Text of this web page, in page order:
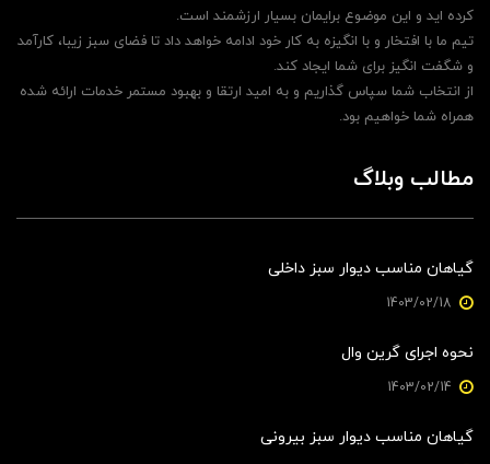
کرده اید و این موضوع برایمان بسیار ارزشمند است.
تیم ما با افتخار و با انگیزه به کار خود ادامه خواهد داد تا فضای سبز زیبا، کارآمد
و شگفت انگیز برای شما ایجاد کند.
از انتخاب شما سپاس گذاریم و به امید ارتقا و بهبود مستمر خدمات ارائه شده
همراه شما خواهیم بود.
مطالب وبلاگ
گیاهان مناسب دیوار سبز داخلی
نحوه اجرای گرین وال
گیاهان مناسب دیوار سبز بیرونی